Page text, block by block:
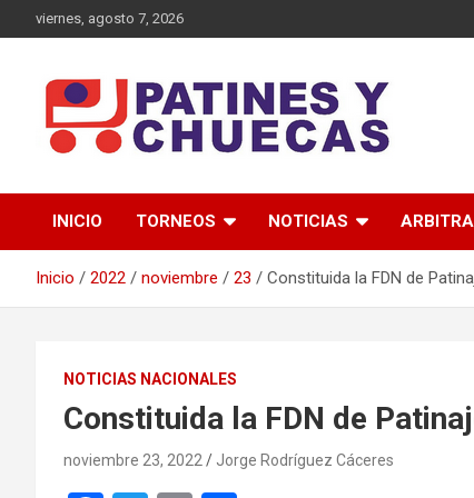
al
viernes, agosto 7, 2026
Patines y Chuecas
INICIO TORNEOS NOTICIAS
Inicio 2022 noviembre 23 Constituida la FDN de
NOTICIAS NACIONALES
Constituida la FDN de
noviembre 23, 2022 Jorge Rodríguez Cáceres